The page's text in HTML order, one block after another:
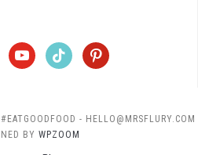
youtubetiktok pinterest
- HELLO@MRSFLURY.COM
BY WPZOOM